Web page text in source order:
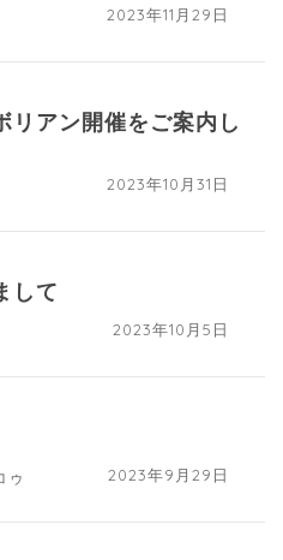
2023年11月29日
リアン開催をご案内し
2023年10月31日
して
2023年10月5日
2023年9月29日
ゥ